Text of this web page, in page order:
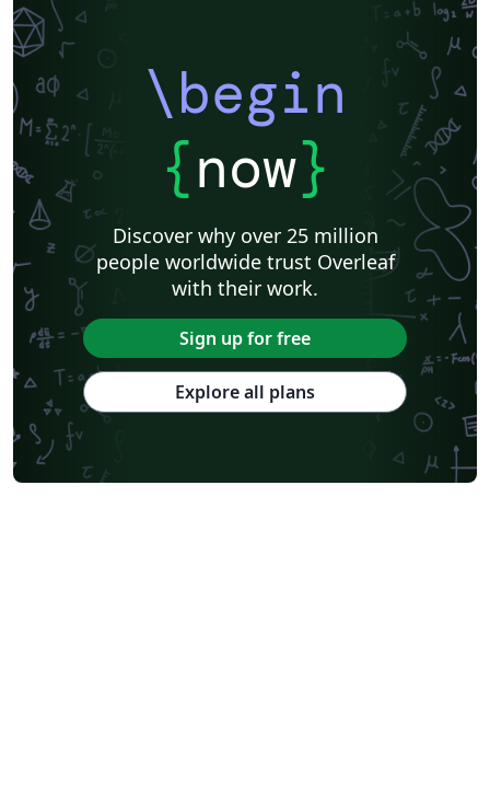
\begin
{now}
Discover why over 25 million
people worldwide trust Overleaf
with their work.
Sign up for free
Explore all plans